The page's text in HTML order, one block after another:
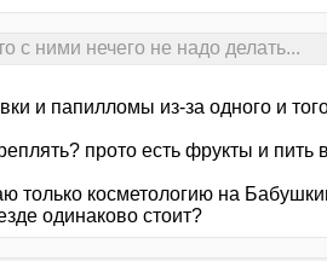
с ними нечего не надо делать...
и папилломы из-за одного и
прото есть фрукты и пить
только косметологию на
одинаково стоит?